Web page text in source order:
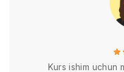
Kurs ishim uchun